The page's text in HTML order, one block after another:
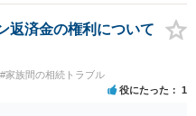
を請求する」と言ってこられて
起等されている訳ではないので
必要はないように見受けられま
合には、遺産分割手続きで依頼
が良いのではないでしょう
いです。
返済金の権利について
#家族間の相続トラブル
役にたった 1